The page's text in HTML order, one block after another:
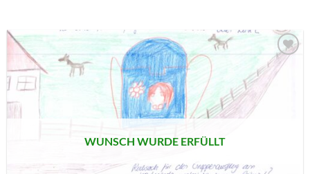
AUF MEINE
MERKLISTE
SETZEN
WUNSCH WURDE ERFÜLLT